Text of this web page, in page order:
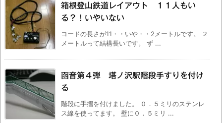
箱根登山鉄道レイアウト １１人もい
る？！いやいない
コードの長さが11・・いや・・2メートルです。 ２
メートルって結構長いです。 ず ...
函音第４弾 塔ノ沢駅階段手すりを付け
る
階段に手摺を付けました。 ０．５ミリのステンレ
ス線を使ってます。 壁に０．５ミリ ...